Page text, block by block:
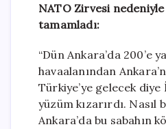
NATO Zirvesi nedeniyle
tamamladı:
“Dün Ankara’da 200’e
havaalanından
Türkiye’ye gelecek
yüzüm kızarırdı.
Ankara’da bu sabahın